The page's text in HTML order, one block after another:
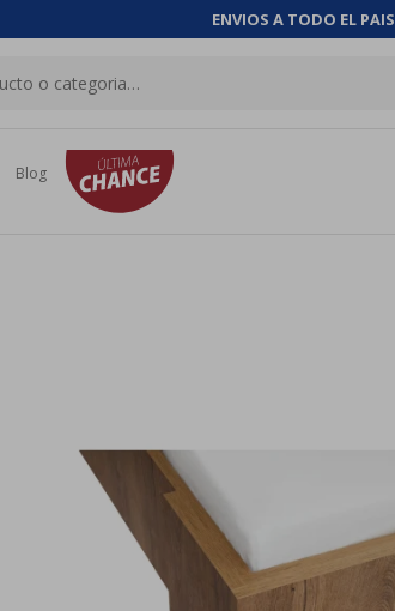
ENVIOS A TODO EL PAIS
Blog